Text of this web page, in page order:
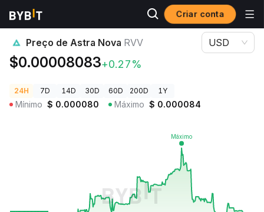
Criar conta
Preços de Criptomoedas Preço de Astra Nova RVV
Preço de Astra Nova RVV
$0.00008083+0.27%
USD
24H 7D 14D 30D 60D 200D 1Y
Mínimo $ 0.000080 Máximo $ 0.000084